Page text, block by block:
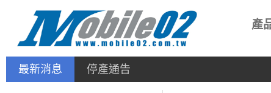
產
最新消息 停產通告